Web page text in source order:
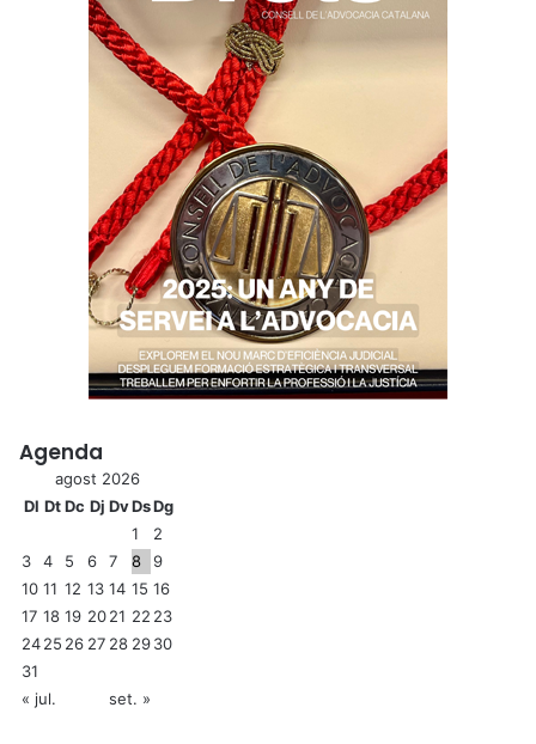
Agenda
agost 2026
Dl DtDc Dj DvDsDg
1
2
3
4 5 6 7 8
9
10 11 12 13 14 15 16
17 18 19 2021 22 23
2425 26 27 28 2930
31
« jul.
set. »